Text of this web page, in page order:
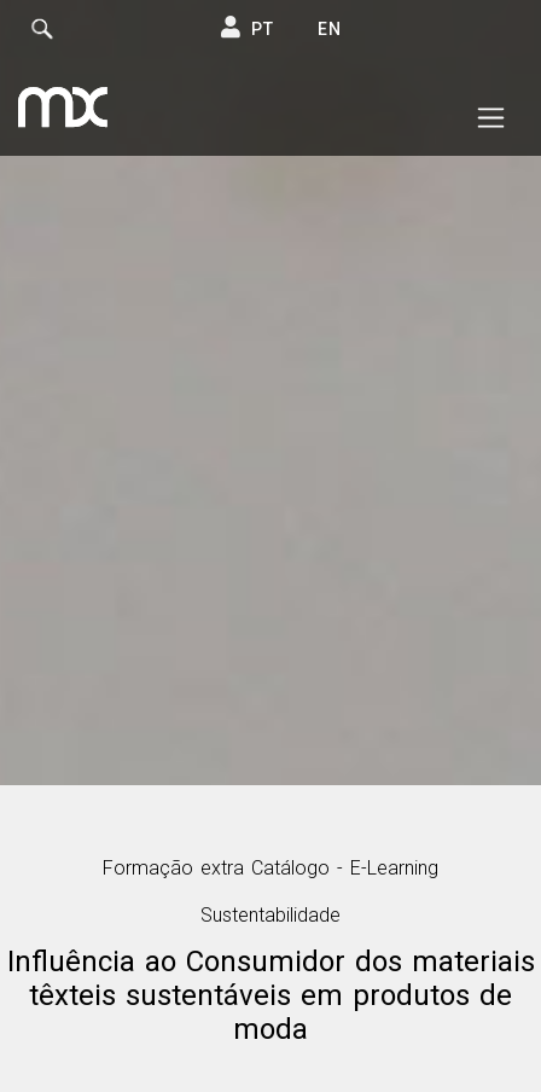
PT EN
Formação extra Catálogo - E-Learning
Sustentabilidade
Influência ao Consumidor dos materiais
têxteis sustentáveis em produtos de
moda